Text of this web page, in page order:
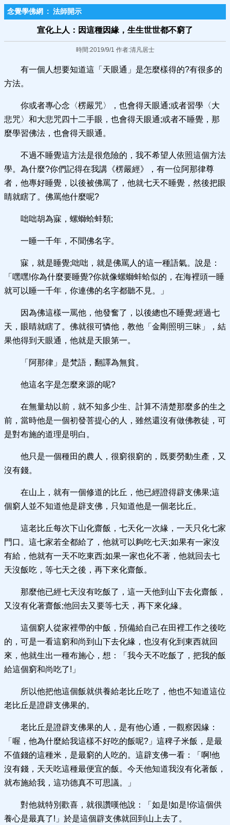
念覺學佛網 : 法師開示
宣化上人：因這種因緣，生生世世都不窮了
時間:2019/9/1 作者:清凡居士
有一個人想要知道這「天眼通」是怎麼樣得的?有很多的
方法。
你或者專心念〈楞嚴咒〉，也會得天眼通;或者習學〈大
悲咒〉和大悲咒四十二手眼，也會得天眼通;或者不睡覺，那
麼學習佛法，也會得天眼通。
不過不睡覺這方法是很危險的，我不希望人依照這個方法
學。為什麼?你們記得在我講《楞嚴經》，有一位阿那律尊
者，他專好睡覺，以後被佛罵了，他就七天不睡覺，然後把眼
睛就瞎了。佛罵他什麼呢?
咄咄胡為寐，螺螄蛤蚌類;
一睡一千年，不聞佛名字。
寐，就是睡覺;咄咄，就是佛罵人的這一種語氣。說是：
「嘿嘿!你為什麼要睡覺?你就像螺螄蚌蛤似的，在海裡頭一睡
就可以睡一千年，你連佛的名字都聽不見。」
因為佛這樣一罵他，他發奮了，以後總也不睡覺;經過七
天，眼睛就瞎了。佛就很可憐他，教他「金剛照明三昧」，結
果他得到天眼通，他就是天眼第一。
「阿那律」是梵語，翻譯為無貧。
他這名字是怎麼來源的呢?
在無量劫以前，就不知多少生、計算不清楚那麼多的生之
前，當時他是一個初發菩提心的人，雖然還沒有做佛教徒，可
是對布施的道理是明白。
他只是一個種田的農人，很窮很窮的，既要勞動生產，又
沒有錢。
在山上，就有一個修道的比丘，他已經證得辟支佛果;這
個窮人並不知道他是辟支佛，只知道他是一個老比丘。
這老比丘每次下山化齋飯，七天化一次緣，一天只化七家
門口。這七家若全都給了，他就可以夠吃七天;如果有一家沒
有給，他就有一天不吃東西;如果一家也化不著，他就回去七
天沒飯吃，等七天之後，再下來化齋飯。
那麼他已經七天沒有吃飯了，這一天他到山下去化齋飯，
又沒有化著齋飯;他回去又要等七天，再下來化緣。
這個窮人從家裡帶的中飯，預備給自己在田裡工作之後吃
的，可是一看這窮和尚到山下去化緣，也沒有化到東西就回
來，他就生出一種布施心，想：「我今天不吃飯了，把我的飯
給這個窮和尚吃了!」
所以他把他這個飯就供養給老比丘吃了，他也不知道這位
老比丘是證辟支佛果的。
老比丘是證辟支佛果的人，是有他心通，一觀察因緣：
「喔，他為什麼給我這樣不好吃的飯呢?」這稗子米飯，是最
不值錢的這種米，是最窮的人吃的。這辟支佛一看：「啊!他
沒有錢，天天吃這種最便宜的飯。今天他知道我沒有化著飯，
就布施給我，這功德真不可思議。」
對他就特別歡喜，就很讚嘆他說：「如是!如是!你這個供
養心是最真了!」於是這個辟支佛就回到山上去了。